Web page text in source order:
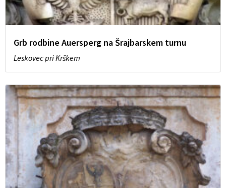
Grb rodbine Auersperg na Šrajbarskem turnu
Leskovec pri Krškem